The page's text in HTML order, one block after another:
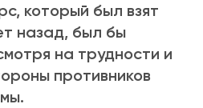
который был взят
назад, был бы
на трудности и
противников